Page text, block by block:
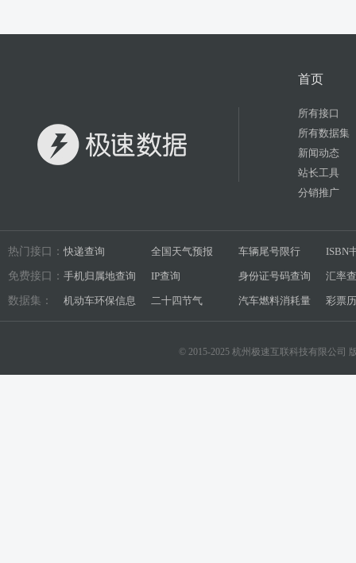
首页
所有接口
所有数据集
新闻动态
站长工具
分销推广
热门接口： 快递查询 全国天气预报 车辆尾号限行 ISBN
免费接口： 手机归属地查询 IP查询 身份证号码查询 汇率
数据集： 机动车环保信息 二十四节气 汽车燃料消耗量 彩票
© 2015-2025 杭州极速互联科技有限公司